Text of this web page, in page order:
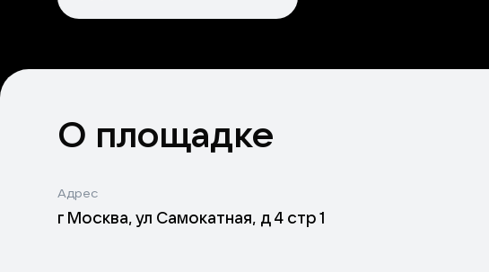
О площадке
Адрес
г Москва, ул Самокатная, д 4 стр 1